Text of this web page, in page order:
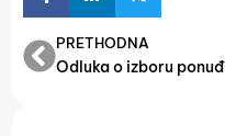
PRETHODNA